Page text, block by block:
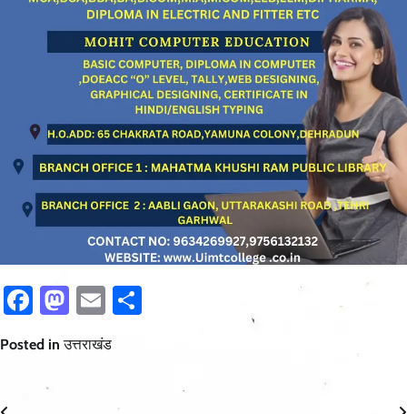
Facebook
Mastodon
Email
Posted inउत्तराखंड